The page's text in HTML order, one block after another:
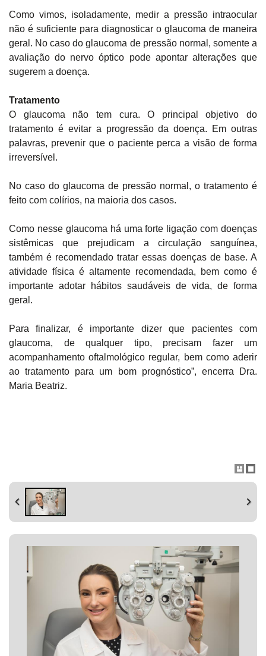
Como vimos, isoladamente, medir a pressão intraocular
não é suficiente para diagnosticar o glaucoma de maneira
geral. No caso do glaucoma de pressão normal, somente a
avaliação do nervo óptico pode apontar alterações que
sugerem a doença.
Tratamento
O glaucoma não tem cura. O principal objetivo do
tratamento é evitar a progressão da doença. Em outras
palavras, prevenir que o paciente perca a visão de forma
irreversível.
No caso do glaucoma de pressão normal, o tratamento é
feito com colírios, na maioria dos casos.
Como nesse glaucoma há uma forte ligação com doenças
sistêmicas que prejudicam a circulação sanguínea,
também é recomendado tratar essas doenças de base. A
atividade física é altamente recomendada, bem como é
importante adotar hábitos saudáveis de vida, de forma
geral.
Para finalizar, é importante dizer que pacientes com
glaucoma, de qualquer tipo, precisam fazer um
acompanhamento oftalmológico regular, bem como aderir
ao tratamento para um bom prognóstico”, encerra Dra.
Maria Beatriz.